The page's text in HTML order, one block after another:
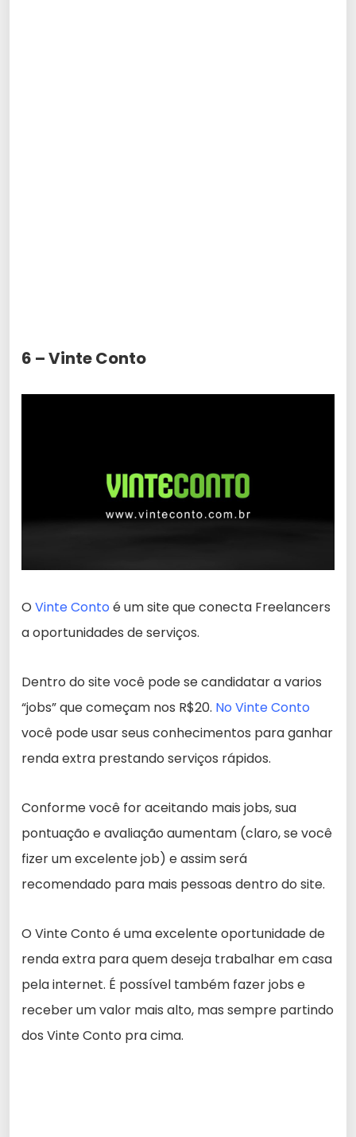
6 – Vinte Conto
O Vinte Conto é um site que conecta Freelancers
a oportunidades de serviços.
Dentro do site você pode se candidatar a varios
“jobs” que começam nos R$20. No Vinte Conto
você pode usar seus conhecimentos para ganhar
renda extra prestando serviços rápidos.
Conforme você for aceitando mais jobs, sua
pontuação e avaliação aumentam (claro, se você
fizer um excelente job) e assim será
recomendado para mais pessoas dentro do site.
O Vinte Conto é uma excelente oportunidade de
renda extra para quem deseja trabalhar em casa
pela internet. É possível também fazer jobs e
receber um valor mais alto, mas sempre partindo
dos Vinte Conto pra cima.